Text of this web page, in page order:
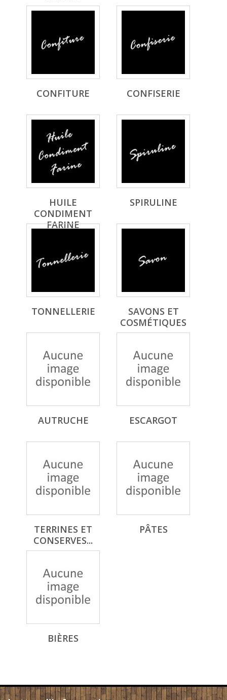
CONFITURE CONFISERIE
HUILE
CONDIMENT
FARINE
SPIRULINE
TONNELLERIE
SAVONS ET
COSMÉTIQUES
AUTRUCHE ESCARGOT
TERRINES ET
CONSERVES...
PÂTES
BIÈRES